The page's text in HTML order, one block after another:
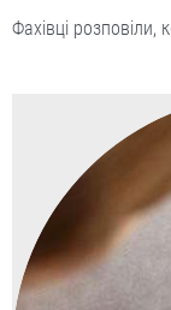
Фахівці